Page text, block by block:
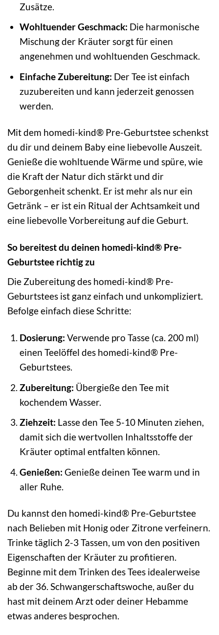
Zusätze.
Wohltuender Geschmack: Die harmonische
Mischung der Kräuter sorgt für einen
angenehmen und wohltuenden Geschmack.
Einfache Zubereitung: Der Tee ist einfach
zuzubereiten und kann jederzeit genossen
werden.
Mit dem homedi-kind® Pre-Geburtstee schenkst
du dir und deinem Baby eine liebevolle Auszeit.
Genieße die wohltuende Wärme und spüre, wie
die Kraft der Natur dich stärkt und dir
Geborgenheit schenkt. Er ist mehr als nur ein
Getränk – er ist ein Ritual der Achtsamkeit und
eine liebevolle Vorbereitung auf die Geburt.
So bereitest du deinen homedi-kind® Pre-
Geburtstee richtig zu
Die Zubereitung des homedi-kind® Pre-
Geburtstees ist ganz einfach und unkompliziert.
Befolge einfach diese Schritte:
Dosierung: Verwende pro Tasse (ca. 200 ml)
einen Teelöffel des homedi-kind® Pre-
Geburtstees.
Zubereitung: Übergieße den Tee mit
kochendem Wasser.
Ziehzeit: Lasse den Tee 5-10 Minuten ziehen,
damit sich die wertvollen Inhaltsstoffe der
Kräuter optimal entfalten können.
Genießen: Genieße deinen Tee warm und in
aller Ruhe.
Du kannst den homedi-kind® Pre-Geburtstee
nach Belieben mit Honig oder Zitrone verfeinern.
Trinke täglich 2-3 Tassen, um von den positiven
Eigenschaften der Kräuter zu profitieren.
Beginne mit dem Trinken des Tees idealerweise
ab der 36. Schwangerschaftswoche, außer du
hast mit deinem Arzt oder deiner Hebamme
etwas anderes besprochen.